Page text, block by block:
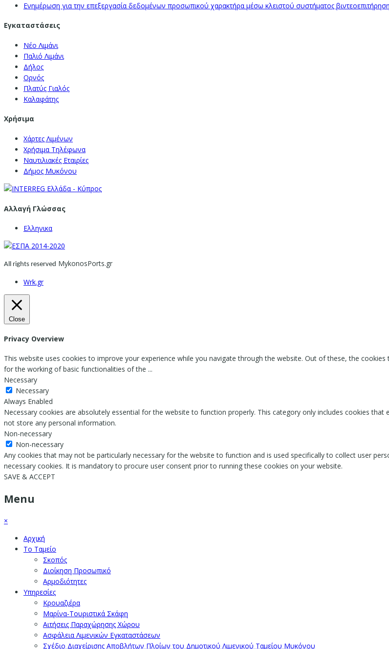
Ενημέρωση για την επεξεργασία δεδομένων προσωπικού χαρακτήρα μέσω κλειστού συστήματος
Εγκαταστάσεις
Νέο Λιμάνι
Παλιό Λιμάνι
Δήλος
Ορνός
Πλατύς Γιαλός
Καλαφάτης
Χρήσιμα
Χάρτες Λιμένων
Χρήσιμα Τηλέφωνα
Ναυτιλιακές Εταιρίες
Δήμος Μυκόνου
Αλλαγή Γλώσσας
Ελληνικα
All rights reserved MykonosPorts.gr
Wrk.gr
Close
Privacy Overview
This website uses cookies to improve your experience while you navigate through the website. Out of these, the
for the working of basic functionalities of the ...
Necessary
Necessary
Always Enabled
Necessary cookies are absolutely essential for the website to function properly. This category only includes cookies
not store any personal information.
Non-necessary
Non-necessary
Any cookies that may not be particularly necessary for the website to function and is used specifically to collect user
necessary cookies. It is mandatory to procure user consent prior to running these cookies on your website.
SAVE & ACCEPT
Menu
×
Αρχική
Το Ταμείο
Σκοπός
Διοίκηση Προσωπικό
Αρμοδιότητες
Υπηρεσίες
Κρουαζιέρα
Μαρίνα-Τουριστικά Σκάφη
Αιτήσεις Παραχώρησης Χώρου
Ασφάλεια Λιμενικών Εγκαταστάσεων
Σχέδιο Διαχείρισης Αποβλήτων Πλοίων του Δημοτικού Λιμενικού Ταμείου Μυκόνου